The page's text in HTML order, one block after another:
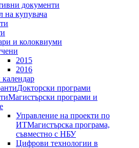
документи
на купувача
и колоквиуми
2015
2016
Докторски програми
Магистърски програми и
Управление на проекти по
ИТМагистърска програма,
съвместно с НБУ
Цифрови технологии в